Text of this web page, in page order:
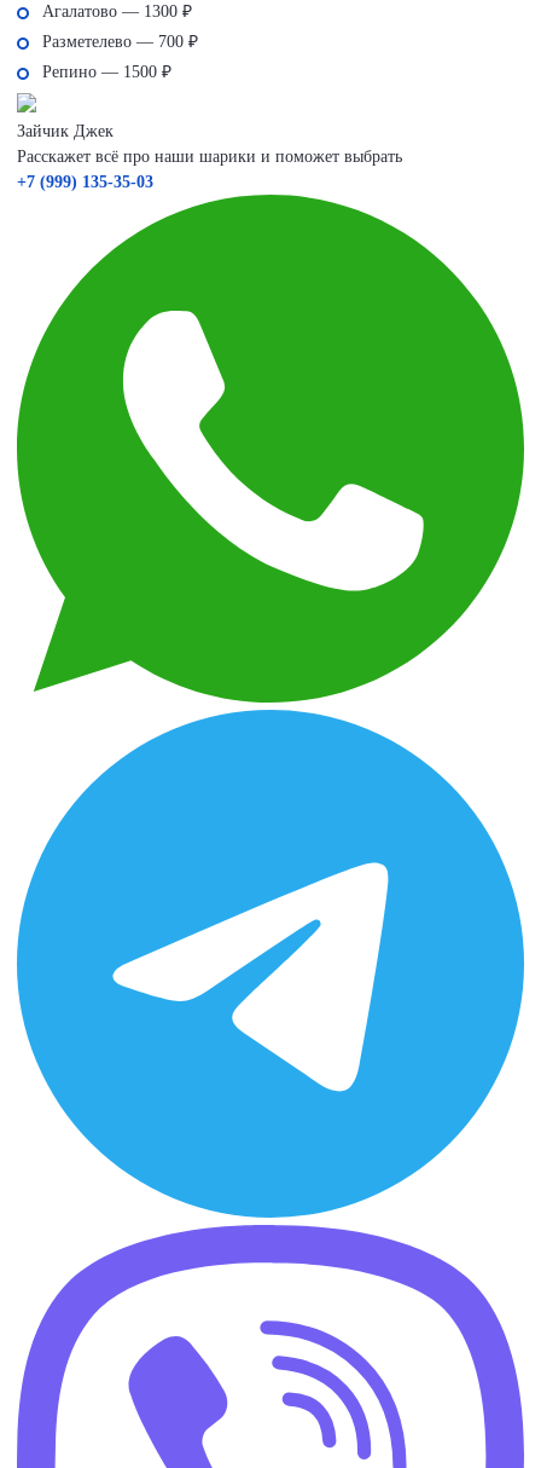
Агалатово — 1300 ₽
Разметелево — 700 ₽
Репино — 1500 ₽
Зайчик Джек
Расскажет всё про наши шарики и поможет выбрать
+7 (999) 135-35-03